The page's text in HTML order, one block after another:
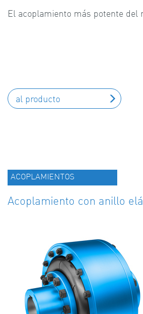
El acoplamiento más potente del
al producto
ACOPLAMIENTOS
Acoplamiento con anillo